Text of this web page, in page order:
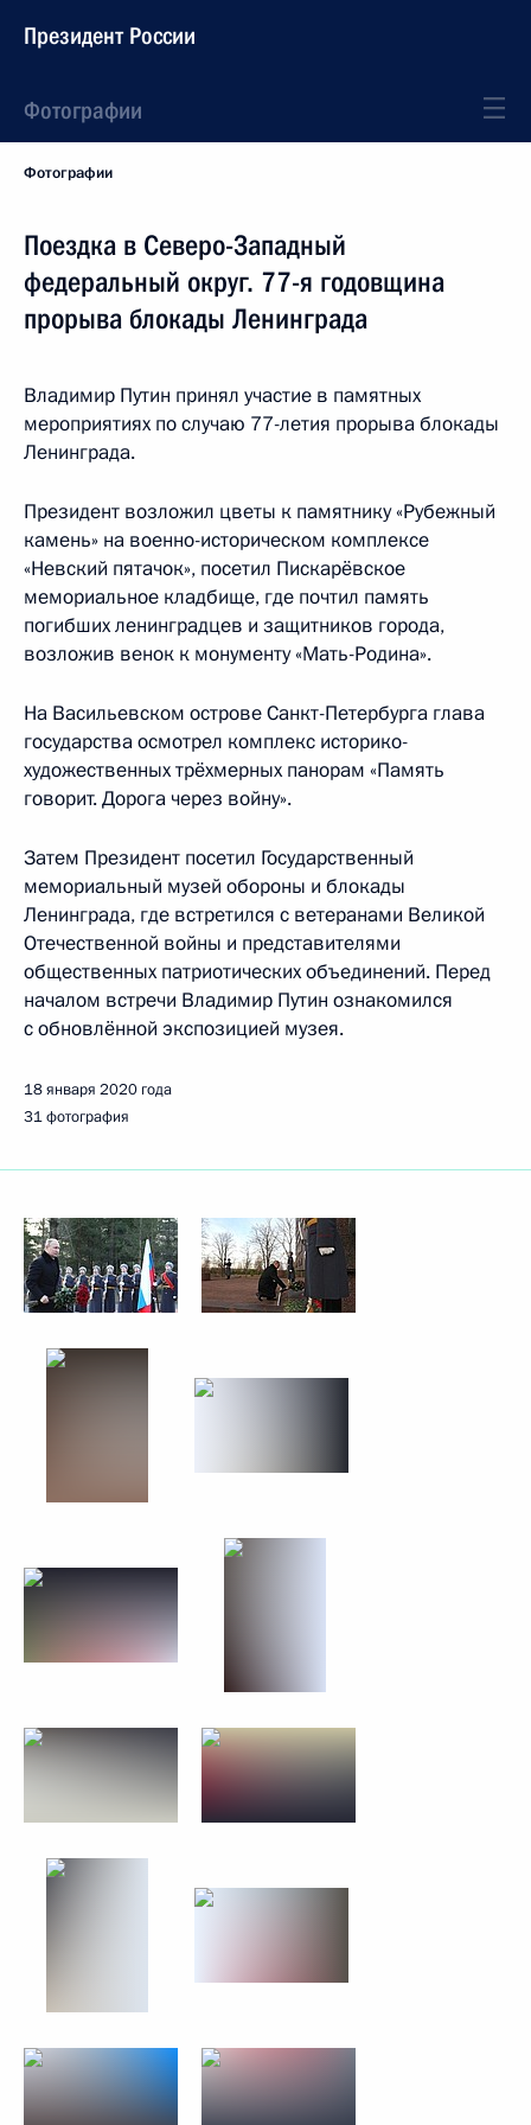
Президент России
Фотографии
Фотографии
Поездка в Северо-Западный
федеральный округ. 77-я годовщина
прорыва блокады Ленинграда
Владимир Путин принял участие в памятных
мероприятиях по случаю 77-летия прорыва блокады
Ленинграда.
Президент возложил цветы к памятнику «Рубежный
камень» на военно-историческом комплексе
«Невский пятачок», посетил Пискарёвское
мемориальное кладбище, где почтил память
погибших ленинградцев и защитников города,
возложив венок к монументу «Мать-Родина».
На Васильевском острове Санкт-Петербурга глава
государства осмотрел комплекс историко-
художественных трёхмерных панорам «Память
говорит. Дорога через войну».
Затем Президент посетил Государственный
мемориальный музей обороны и блокады
Ленинграда, где встретился с ветеранами Великой
Отечественной войны и представителями
общественных патриотических объединений. Перед
началом встречи Владимир Путин ознакомился
с обновлённой экспозицией музея.
18 января 2020 года
31 фотография